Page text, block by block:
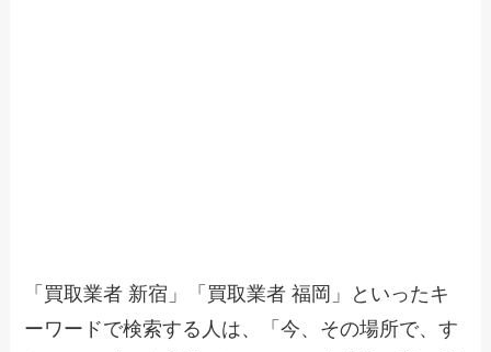
「買取業者 新宿」「買取業者 福岡」といったキ
ーワードで検索する人は、「今、その場所で、す